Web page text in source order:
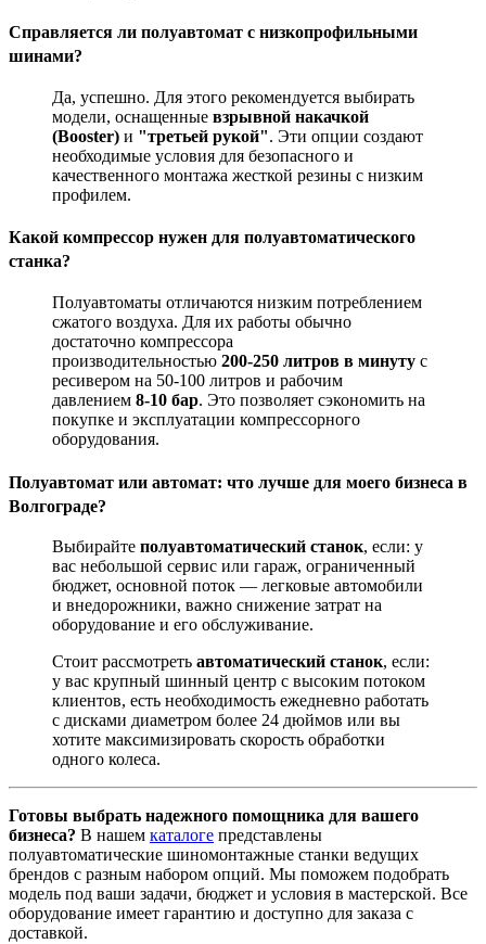
Справляется ли полуавтомат с низкопрофильными
шинами?
Да, успешно. Для этого рекомендуется выбирать
модели, оснащенные взрывной накачкой
(Booster) и "третьей рукой". Эти опции создают
необходимые условия для безопасного и
качественного монтажа жесткой резины с низким
профилем.
Какой компрессор нужен для полуавтоматического
станка?
Полуавтоматы отличаются низким потреблением
сжатого воздуха. Для их работы обычно
достаточно компрессора
производительностью 200-250 литров в минуту с
ресивером на 50-100 литров и рабочим
давлением 8-10 бар. Это позволяет сэкономить на
покупке и эксплуатации компрессорного
оборудования.
Полуавтомат или автомат: что лучше для моего бизнеса в
Волгограде?
Выбирайте полуавтоматический станок, если: у
вас небольшой сервис или гараж, ограниченный
бюджет, основной поток — легковые автомобили
и внедорожники, важно снижение затрат на
оборудование и его обслуживание.
Стоит рассмотреть автоматический станок, если:
у вас крупный шинный центр с высоким потоком
клиентов, есть необходимость ежедневно работать
с дисками диаметром более 24 дюймов или вы
хотите максимизировать скорость обработки
одного колеса.
Готовы выбрать надежного помощника для вашего
бизнеса? В нашем каталоге представлены
полуавтоматические шиномонтажные станки ведущих
брендов с разным набором опций. Мы поможем подобрать
модель под ваши задачи, бюджет и условия в мастерской. Все
оборудование имеет гарантию и доступно для заказа с
доставкой.